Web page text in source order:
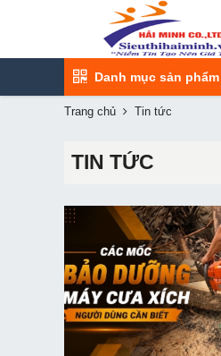
Danh mục sản phẩm
Trang chủ Tin tức
TIN TỨC